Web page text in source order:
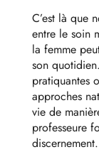
C’est là que
entre le soin
la femme
son
pratiquantes
approches
vie de
professeure
discernement.